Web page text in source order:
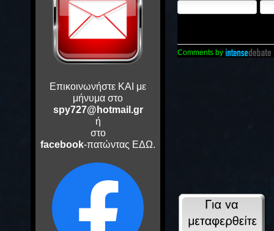
Επικοινωνήστε ΚΑΙ με
μήνυμα στο
spy727@hotmail.gr
ή
στο
facebook-πατώντας ΕΔΩ.
Comments by